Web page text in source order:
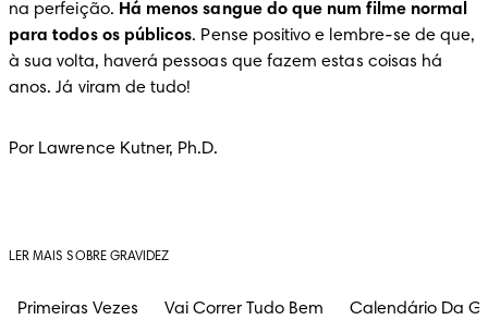
na perfeição. Há menos sangue do que num filme normal
para todos os públicos. Pense positivo e lembre-se de que,
à sua volta, haverá pessoas que fazem estas coisas há
anos. Já viram de tudo!
Por Lawrence Kutner, Ph.D.
LER MAIS SOBRE GRAVIDEZ
Primeiras Vezes Vai Correr Tudo Bem Calendário Da